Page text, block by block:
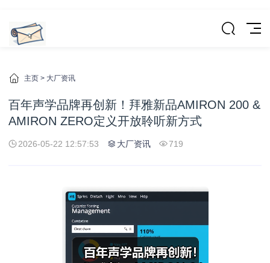
主页 > 大厂资讯
百年声学品牌再创新！拜雅新品AMIRON 200 &
AMIRON ZERO定义开放聆听新方式
2026-05-22 12:57:53 大厂资讯 719